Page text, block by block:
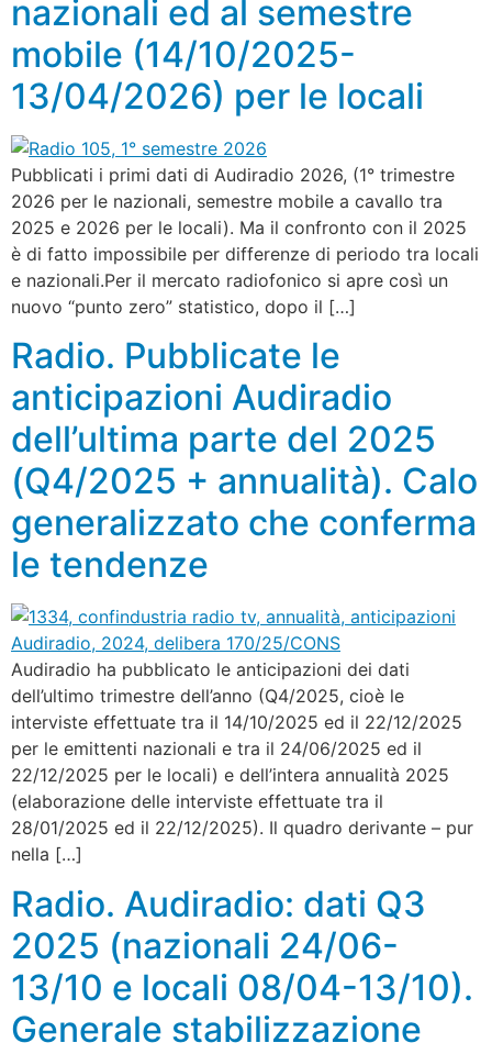
nazionali ed al semestre
mobile (14/10/2025-
13/04/2026) per le locali
Pubblicati i primi dati di Audiradio 2026, (1° trimestre
2026 per le nazionali, semestre mobile a cavallo tra
2025 e 2026 per le locali). Ma il confronto con il 2025
è di fatto impossibile per differenze di periodo tra locali
e nazionali.Per il mercato radiofonico si apre così un
nuovo “punto zero” statistico, dopo il […]
Radio. Pubblicate le
anticipazioni Audiradio
dell’ultima parte del 2025
(Q4/2025 + annualità). Calo
generalizzato che conferma
le tendenze
Audiradio ha pubblicato le anticipazioni dei dati
dell’ultimo trimestre dell’anno (Q4/2025, cioè le
interviste effettuate tra il 14/10/2025 ed il 22/12/2025
per le emittenti nazionali e tra il 24/06/2025 ed il
22/12/2025 per le locali) e dell’intera annualità 2025
(elaborazione delle interviste effettuate tra il
28/01/2025 ed il 22/12/2025). Il quadro derivante – pur
nella […]
Radio. Audiradio: dati Q3
2025 (nazionali 24/06-
13/10 e locali 08/04-13/10).
Generale stabilizzazione